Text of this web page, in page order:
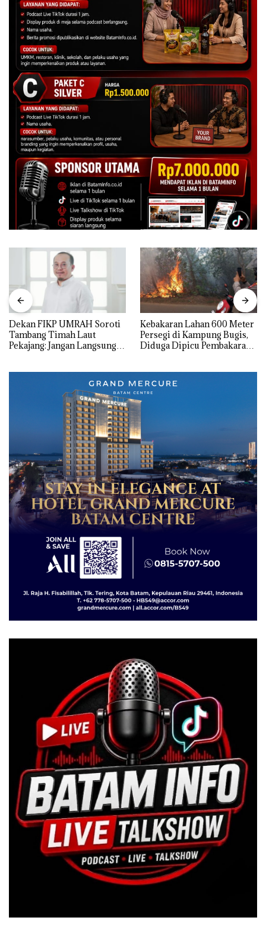
Dekan FIKP UMRAH Soroti
Tambang Timah Laut
Pekajang: Jangan Langsung
Kebakaran Lahan 600 Meter
Persegi di Kampung Bugis,
Diduga Dipicu Pembakaran